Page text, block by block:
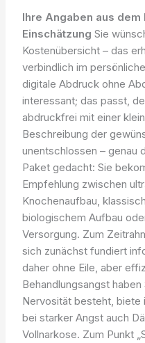
Ihre Angaben aus
Einschätzung Sie
Kostenübersicht – das
verbindlich im
digitale Abdruck ohne
interessant; das passt,
abdruckfrei mit einer
Beschreibung der
unentschlossen – genau
Paket gedacht: Sie
Empfehlung zwischen
Knochenaufbau,
biologischem Aufbau
Versorgung. Zum
sich zunächst fundiert
daher ohne Eile, aber
Behandlungsangst
Nervosität besteht, biete
bei starker Angst auch
Vollnarkose. Zum Punkt